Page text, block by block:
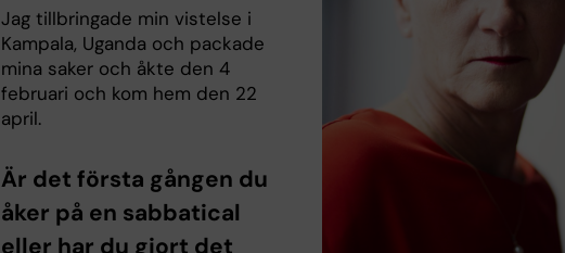
Jag tillbringade min vistelse i
Kampala, Uganda och packade
mina saker och åkte den 4
februari och kom hem den 22
april.
Är det första gången du
åker på en sabbatical
eller har du gjort det